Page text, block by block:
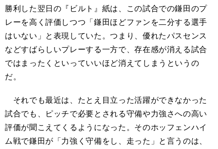
勝利した翌日の『ビルト』紙は、この試合での鎌田のプ
レーを高く評価しつつ「鎌田ほどファンを二分する選手
はいない」と表現していた。つまり、優れたパスセンス
などすばらしいプレーする一方で、存在感が消える試合
ではまったくといっていいほど消えてしまうというの
だ。
それでも最近は、たとえ目立った活躍ができなかった
試合でも、ピッチで必要とされる守備や力強さへの高い
評価が聞こえてくるようになった。そのホッフェンハイ
ム戦で鎌田が「力強く守備をし、走った」と言うのは、